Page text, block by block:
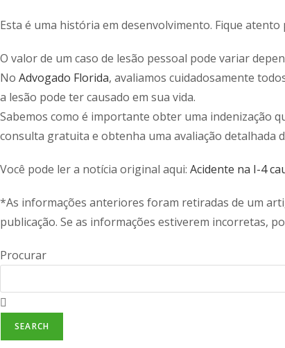
Esta é uma história em desenvolvimento. Fique
O valor de um caso de lesão pessoal pode variar
No Advogado Florida, avaliamos cuidadosamente
a lesão pode ter causado em sua vida.
Sabemos como é importante obter uma indenização
consulta gratuita e obtenha uma avaliação detalhada
Você pode ler a notícia original aqui: Acidente na I-4
*As informações anteriores foram retiradas de um
publicação. Se as informações estiverem incorretas,
Procurar
SEARCH